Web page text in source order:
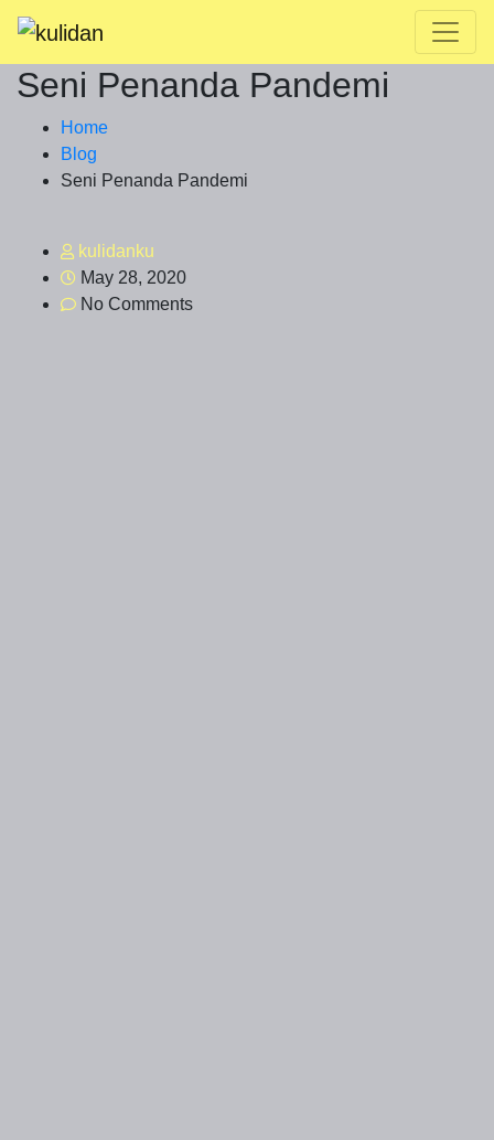
Seni Penanda Pandemi
Home
Blog
Seni Penanda Pandemi
kulidanku
May 28, 2020
No Comments